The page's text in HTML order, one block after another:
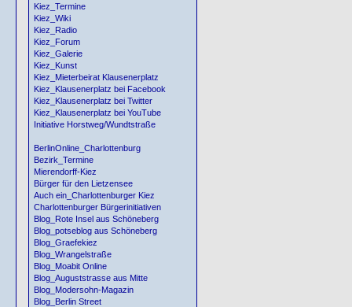
Kiez_Termine
Kiez_Wiki
Kiez_Radio
Kiez_Forum
Kiez_Galerie
Kiez_Kunst
Kiez_Mieterbeirat Klausenerplatz
Kiez_Klausenerplatz bei Facebook
Kiez_Klausenerplatz bei Twitter
Kiez_Klausenerplatz bei YouTube
Initiative Horstweg/Wundtstraße
BerlinOnline_Charlottenburg
Bezirk_Termine
Mierendorff-Kiez
Bürger für den Lietzensee
Auch ein_Charlottenburger Kiez
Charlottenburger Bürgerinitiativen
Blog_Rote Insel aus Schöneberg
Blog_potseblog aus Schöneberg
Blog_Graefekiez
Blog_Wrangelstraße
Blog_Moabit Online
Blog_Auguststrasse aus Mitte
Blog_Modersohn-Magazin
Blog_Berlin Street